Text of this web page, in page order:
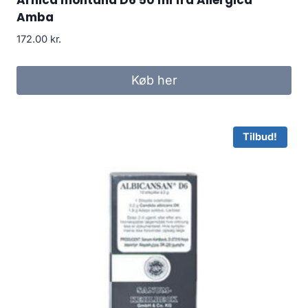
Amba
172.00 kr.
Køb her
Tilbud!